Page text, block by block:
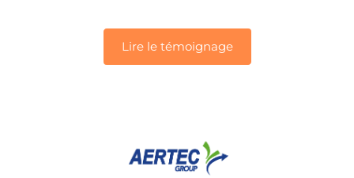
Lire le témoignage